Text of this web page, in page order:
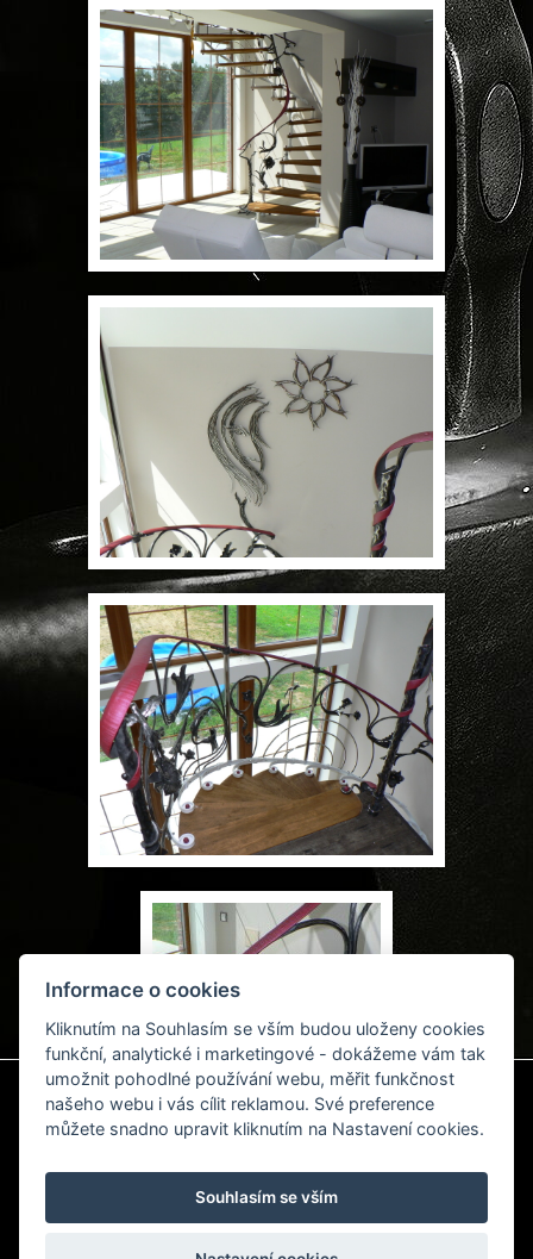
Informace o cookies
Kliknutím na Souhlasím se vším budou uloženy cookies
funkční, analytické i marketingové - dokážeme vám tak
umožnit pohodlné používání webu, měřit funkčnost
našeho webu i vás cílit reklamou. Své preference
můžete snadno upravit kliknutím na Nastavení cookies.
Souhlasím se vším